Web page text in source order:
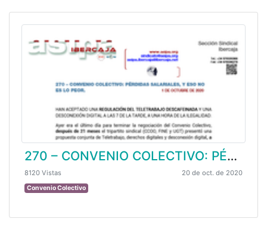
270 – CONVENIO COLECTIVO: PÉRDIDAS SALARIALES, Y ESO NO ES LO PEOR
8120 Vistas 20 de oct. de 2020
Convenio Colectivo